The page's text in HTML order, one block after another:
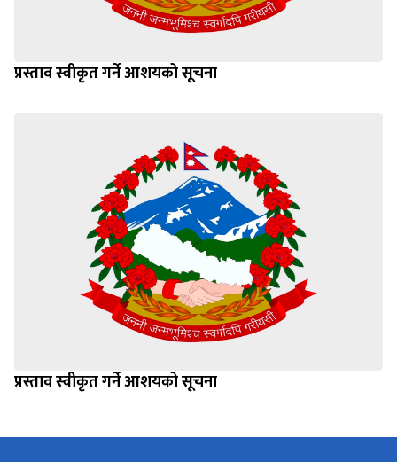
प्रस्ताव स्वीकृत गर्ने आशयको सूचना
प्रस्ताव स्वीकृत गर्ने आशयको सूचना